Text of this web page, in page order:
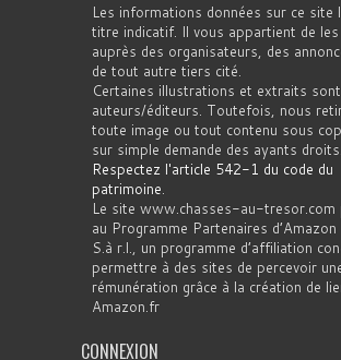
Les informations données sur ce site
titre indicatif. Il vous appartient de
auprès des organisateurs, des
de tout autre tiers cité.
Certaines illustrations et extraits
auteurs/éditeurs. Toutefois, nous
toute image ou tout contenu sous
sur simple demande des ayants droits.
Respectez l'article 542-1 du code du
patrimoine.
Le site www.chasses-au-tresor.com
au Programme Partenaires d’Amazon
S.à r.l., un programme d’affiliation
permettre à des sites de percevoir
rémunération grâce à la création de
Amazon.fr
CONNEXION